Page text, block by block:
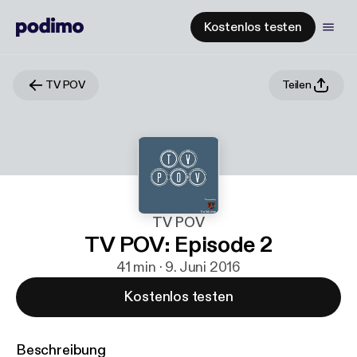
Kostenlos testen
TV POV Teilen
TV POV
TV POV: Episode 2
41 min · 9. Juni 2016
Kostenlos testen
Beschreibung